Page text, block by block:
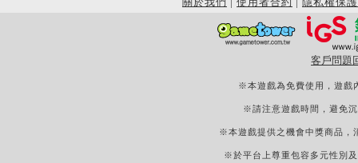
客戶問題
※本遊戲為免費使用，遊戲
※請注意遊戲時間，避免
※本遊戲提供之機會中獎商品，
※於平台上尊重包容多元性別